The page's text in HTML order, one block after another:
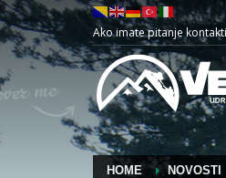
Ako imate pitanje
HOME NOVOSTI